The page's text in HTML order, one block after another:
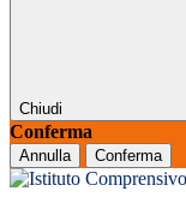
Chiudi
Conferma
Annulla Conferma